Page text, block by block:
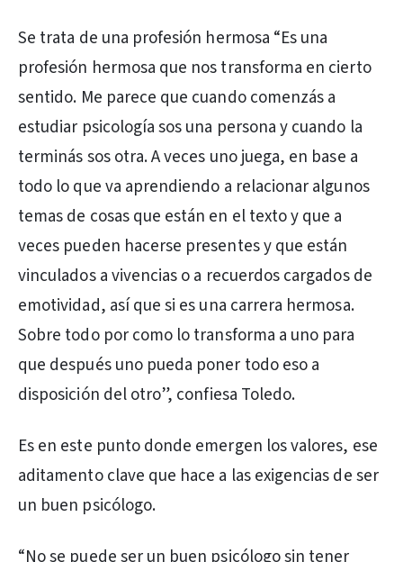
Se trata de una profesión hermosa “Es una
profesión hermosa que nos transforma en cierto
sentido. Me parece que cuando comenzás a
estudiar psicología sos una persona y cuando la
terminás sos otra. A veces uno juega, en base a
todo lo que va aprendiendo a relacionar algunos
temas de cosas que están en el texto y que a
veces pueden hacerse presentes y que están
vinculados a vivencias o a recuerdos cargados de
emotividad, así que si es una carrera hermosa.
Sobre todo por como lo transforma a uno para
que después uno pueda poner todo eso a
disposición del otro”, confiesa Toledo.
Es en este punto donde emergen los valores, ese
aditamento clave que hace a las exigencias de ser
un buen psicólogo.
“No se puede ser un buen psicólogo sin tener